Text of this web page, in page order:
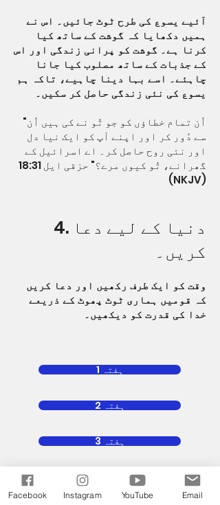
آئیے یسوع کی طرح ٹوٹ جائیں۔ اس نے
ہمیں دکھایا کہ گوشت کے ساتھ کیا
کرنا ہے۔ گوشت کو پرانی زندگی اور اس
کے جذبات کے ساتھ مصلوب کیا جانا
چاہئے۔ اسے بہا دینا چاہیے، تاکہ ہم
یسوع کی نئی زندگی حاصل کر سکیں۔
"اُن تمام خطاؤں کو جو تُو نے کی ہیں اُن
سے دُور کر اور اپنے آپ کو ایک نیا دل
اور نئی روح حاصل کر۔ اے اسرائیل کے
گھرانے، تُو کیوں مرے؟" حزقی ایل 18:31
(NKJV)
4. دنیا کے لیے دعا
کریں۔
وقت کو ایک طرف رکھیں اور دعا کریں
کہ قومیں ہماری ٹوٹ پھوٹ کے ذریعے
خدا کی قدرت کو دیکھیں۔
ہفتہ 1
ہفتہ 2
ہفتہ 3
Facebook Instagram YouTube Email